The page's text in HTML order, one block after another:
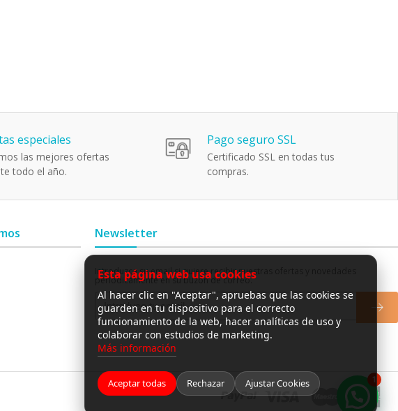
especiales
las mejores ofertas
todo el año.
Pago seguro SSL
Certificado SSL en todas tus
compras.
Newsletter
Introduzca su email si quiere recibir nuestras ofertas y novedades
periódicamente en su buzón de correo.
1
Esta página web usa cookies
Al hacer clic en "Aceptar", apruebas que las cookies se
guarden en tu dispositivo para el correcto
funcionamiento de la web, hacer analíticas de uso y
colaborar con estudios de marketing.
Más información
Aceptar todas Rechazar Ajustar Cookies